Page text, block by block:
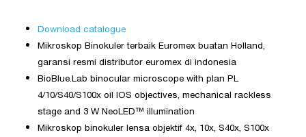
Download catalogue
Mikroskop Binokuler terbaik Euromex buatan Holland,
garansi resmi distributor euromex di indonesia
BioBlue.Lab binocular microscope with plan PL
4/10/S40/S100x oil IOS objectives, mechanical rackless
stage and 3 W NeoLED™ illumination
Mikroskop binokuler lensa objektif 4x, 10x, S40x, S100x